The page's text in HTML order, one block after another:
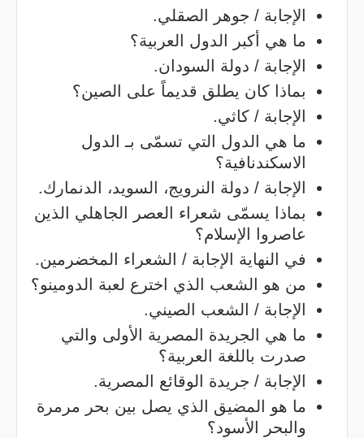
الإجابة / جوهر الصقلي.
ما هي أكبر الدول العربية؟
الإجابة / دولة السودان.
بماذا كان يطلق قديماً على الصين؟
الإجابة / كاثي.
ما هي الدول التي تسمّى بـ الدول
الاسكندنافية؟
الإجابة / دولة النرويج، السويد، الدنمارك.
بماذا يسمّى شعراء العصر الجاهلي الذين
عاصروا الإسلام؟
في النهاية الإجابة / الشعراء المخضرمين.
من هو الشعب الذي اخترع لعبة الدومينو؟
الإجابة / الشعب الصيني.
ما هي الجريدة المصرية الأولى والتي
صدرت باللغة العربية؟
الإجابة / جريدة الوقائع المصرية.
ما هو المضيق الذي يصل بين بحر مرمرة
والبحر الأسود؟